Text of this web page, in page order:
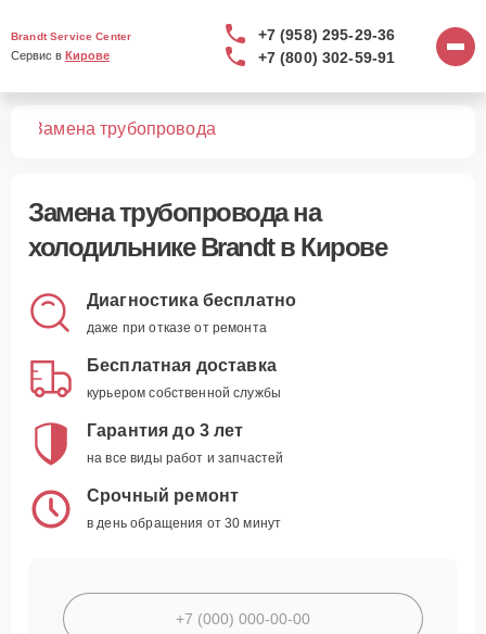
Brandt Service Center
Сервис в Кирове
+7 (958) 295-29-36
+7 (800) 302-59-91
Замена трубопровода
Замена трубопроводана
холодильнике Brandt в Кирове
Диагностика бесплатно
даже при отказе от ремонта
Бесплатная доставка
курьером собственной службы
Гарантия до 3 лет
на все виды работ и запчастей
Срочный ремонт
в день обращения от 30 минут